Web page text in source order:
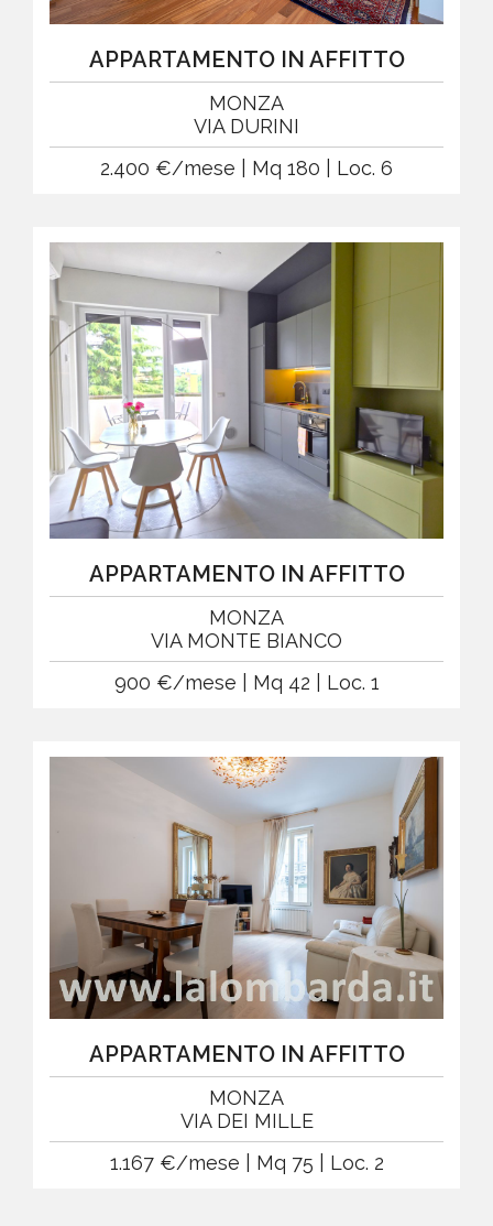
APPARTAMENTO IN AFFITTO
MONZA
VIA DURINI
2.400 €/mese | Mq 180 | Loc. 6
APPARTAMENTO IN AFFITTO
MONZA
VIA MONTE BIANCO
900 €/mese | Mq 42 | Loc. 1
APPARTAMENTO IN AFFITTO
MONZA
VIA DEI MILLE
1.167 €/mese | Mq 75 | Loc. 2